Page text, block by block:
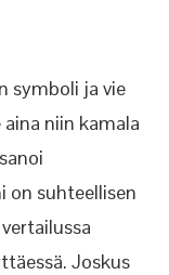
symboli ja vie
niin kamala
on suhteellisen
Joskus